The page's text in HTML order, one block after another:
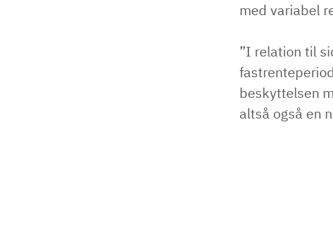
med variabel
”I relation til
beskyttelsen
altså også en